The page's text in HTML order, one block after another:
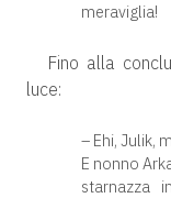
meraviglia!
Fino alla
luce:
– Ehi, Julik,
E nonno
starnazza